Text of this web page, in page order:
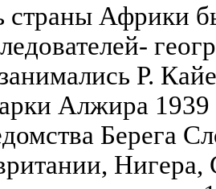
страны Африки
Р.
Алжира 1939
Берега
Нигера,